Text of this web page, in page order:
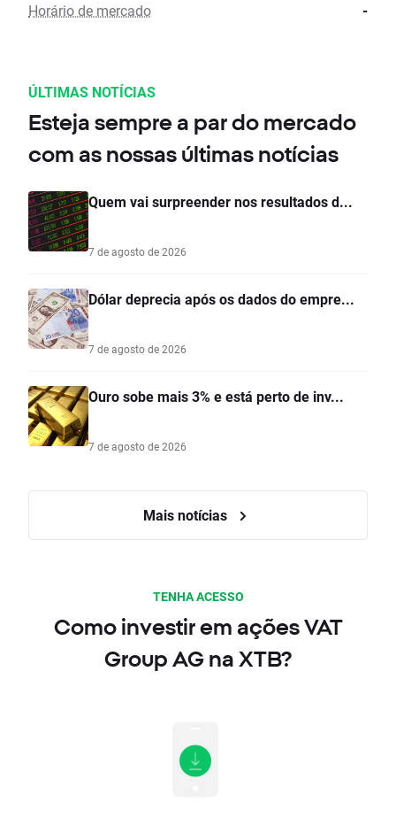
Horário de mercado -
ÚLTIMAS NOTÍCIAS
Esteja sempre a par do mercado
com as nossas últimas notícias
Quem vai surpreender nos resultados d...
7 de agosto de 2026
Dólar deprecia após os dados do empre...
7 de agosto de 2026
Ouro sobe mais 3% e está perto de inv...
7 de agosto de 2026
Mais notícias
TENHA ACESSO
Como investir em ações VAT
Group AG na XTB?